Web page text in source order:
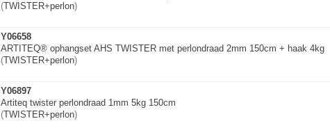
(TWISTER+perlon)
Y06658
ARTITEQ® ophangset AHS TWISTER met perlondraad 2mm 150cm + haak 4kg
(TWISTER+perlon)
Y06897
Artiteq twister perlondraad 1mm 5kg 150cm
(TWISTER+perlon)